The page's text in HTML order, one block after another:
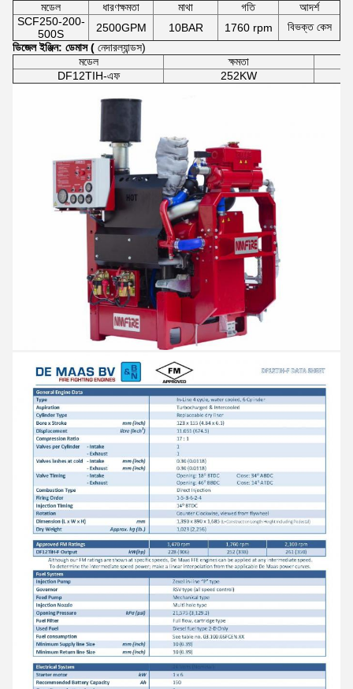
মডেল
ধারণক্ষমতা মাথা গতি
আদর্শ
SCF250-200-
500S
2500GPM 10BAR 1760 rpm
বিভক্ত কেস
ডিজেল ইঞ্জিন: ডেমাস ( নেদারল্যান্ডস)
মডেল
ক্ষমতা
DF12TIH-এফ
252KW